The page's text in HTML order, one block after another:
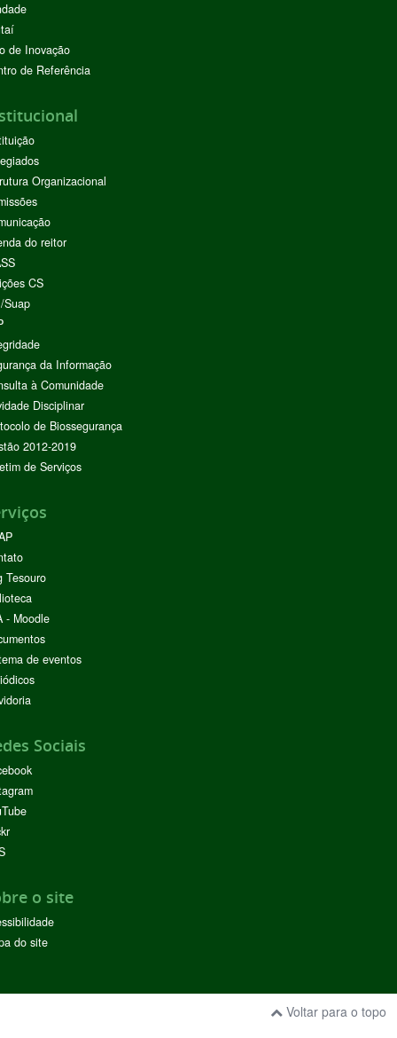
de Inovação
de Referência
Organizacional
do reitor
CS
Suap
da Informação
à Comunidade
Disciplinar
de Biossegurança
2012-2019
de Serviços
Tesouro
- Moodle
de eventos
Sociais
o site
do site
Voltar para o topo